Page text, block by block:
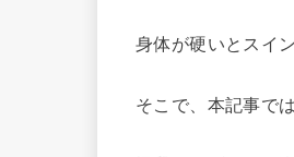
身体が硬いとスイ
そこで、本記事で